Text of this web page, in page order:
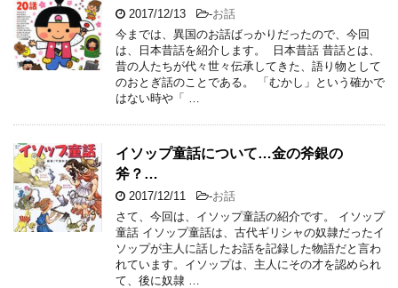
2017/12/13 -お話
今までは、異国のお話ばっかりだったので、今回
は、日本昔話を紹介します。 日本昔話 昔話とは、
昔の人たちが代々世々伝承してきた、語り物として
のおとぎ話のことである。 「むかし」という確かで
はない時や「 …
イソップ童話について…金の斧銀の
斧？…
2017/12/11 -お話
さて、今回は、イソップ童話の紹介です。 イソップ
童話 イソップ童話は、古代ギリシャの奴隷だったイ
ソップが主人に話したお話を記録した物語だと言わ
れています。イソップは、主人にその才を認められ
て、後に奴隷 …